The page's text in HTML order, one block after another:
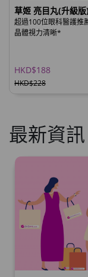
草姬 亮目丸(升級版)
超過100位眼科醫護
晶體視力清晰*
HKD$188
HKD$228
最新資訊